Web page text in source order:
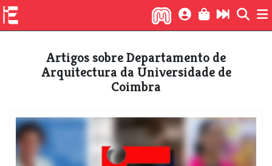
Artigos sobre Departamento de
Arquitectura da Universidade de
Coimbra